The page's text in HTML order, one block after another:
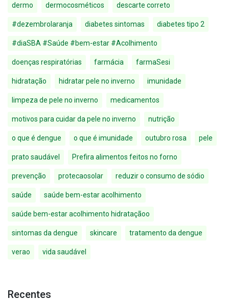
dermo dermocosméticos descarte correto
#dezembrolaranja diabetes sintomas diabetes tipo 2
#diaSBA #Saúde #bem-estar #Acolhimento
doenças respiratórias farmácia farmaSesi
hidratação hidratar pele no inverno imunidade
limpeza de pele no inverno medicamentos
motivos para cuidar da pele no inverno nutrição
o que é dengue o que é imunidade outubro rosa pele
prato saudável Prefira alimentos feitos no forno
prevenção protecaosolar reduzir o consumo de sódio
saúde saúde bem-estar acolhimento
saúde bem-estar acolhimento hidrataçãoo
sintomas da dengue skincare tratamento da dengue
verao vida saudável
Recentes